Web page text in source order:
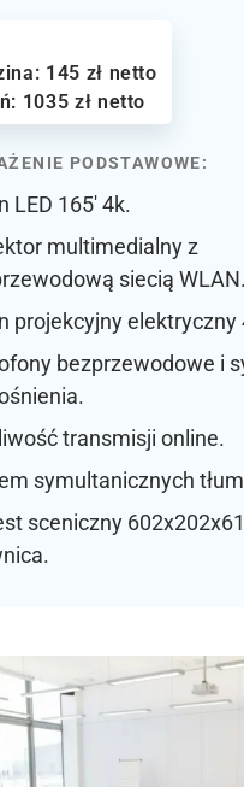
145 zł netto
1035 zł netto
PODSTAWOWE:
LED 165′ 4k.
multimedialny z
siecią WLAN.
projekcyjny elektryczny
bezprzewodowe i
transmisji online.
symultanicznych
sceniczny